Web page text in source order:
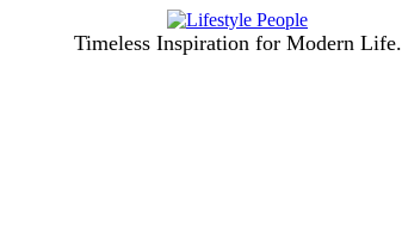
Timeless Inspiration for Modern Life.